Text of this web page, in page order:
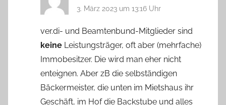
3. März 2023 um 13:16 Uhr
ver.di- und Beamtenbund-Mitglieder sind
keine Leistungsträger, oft aber (mehrfache)
Immobesitzer. Die wird man eher nicht
enteignen. Aber zB die selbständigen
Bäckermeister, die unten im Mietshaus ihr
Geschäft, im Hof die Backstube und alles